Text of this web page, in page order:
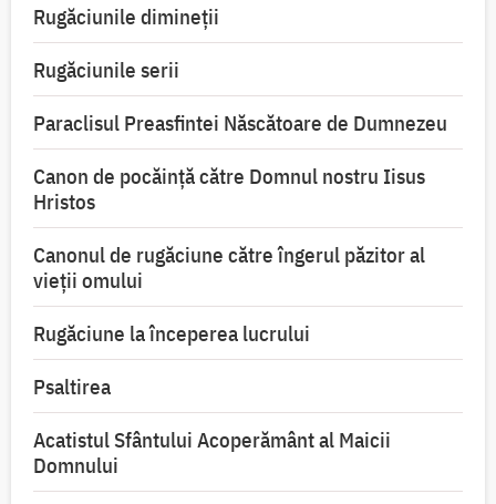
Rugăciunile dimineții
Rugăciunile serii
Paraclisul Preasfintei Născătoare de Dumnezeu
Canon de pocăință către Domnul nostru Iisus
Hristos
Canonul de rugăciune către îngerul păzitor al
vieții omului
Rugăciune la începerea lucrului
Psaltirea
Acatistul Sfântului Acoperământ al Maicii
Domnului